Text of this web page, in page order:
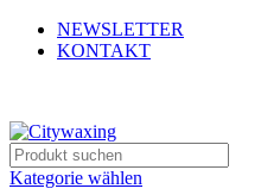
NEWSLETTER
KONTAKT
Kategorie wählen